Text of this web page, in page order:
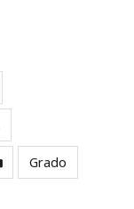
Grado